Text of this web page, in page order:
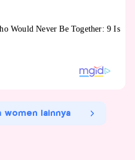
women lainnya